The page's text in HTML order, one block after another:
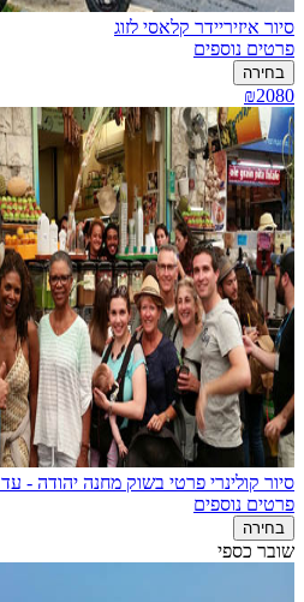
סיור איזיריידר קלאסי לזוג
פרטים נוספים
בחירה
₪2080
סיור קולינרי פרטי בשוק מחנה יהודה - עד 8 משתתפים
פרטים נוספים
בחירה
שובר כספי